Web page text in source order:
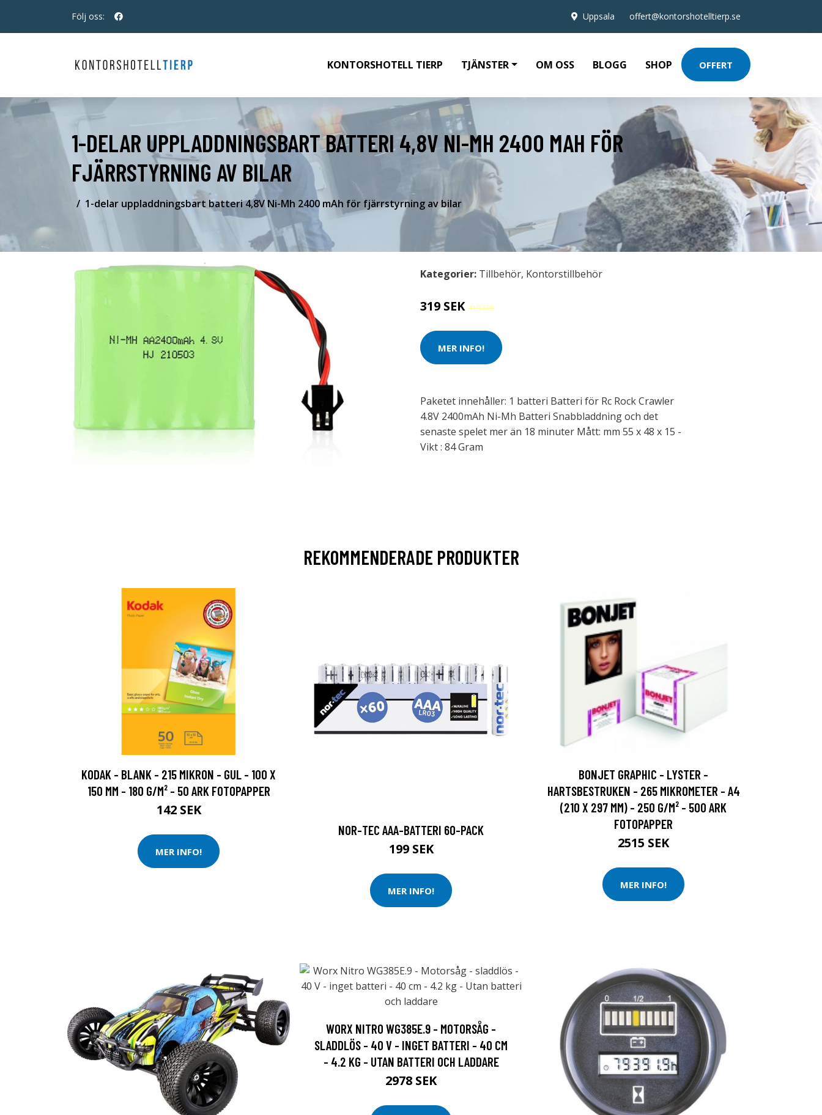
Följ oss: Uppsala offert@kontorshotelltierp.se
KONTORSHOTELL TIERP TJÄNSTER OM OSS BLOGG SHOP OFFERT
1-DELAR UPPLADDNINGSBART BATTERI 4,8V NI-MH 2400 MAH FÖR
FJÄRRSTYRNING AV BILAR
1-delar uppladdningsbart batteri 4,8V Ni-Mh 2400 mAh för fjärrstyrning av bilar
Kategorier: Tillbehör, Kontorstillbehör
319 SEK 419 SEK
MER INFO!
Paketet innehåller: 1 batteri Batteri för Rc Rock Crawler
4.8V 2400mAh Ni-Mh Batteri Snabbladdning och det
senaste spelet mer än 18 minuter Mått: mm 55 x 48 x 15 -
Vikt : 84 Gram
REKOMMENDERADE PRODUKTER
KODAK - BLANK - 215 MIKRON - GUL - 100 X
150 MM - 180 G/M² - 50 ARK FOTOPAPPER
142 SEK
MER INFO!
NOR-TEC AAA-BATTERI 60-PACK
199 SEK
MER INFO!
BONJET GRAPHIC - LYSTER -
HARTSBESTRUKEN - 265 MIKROMETER - A4
(210 X 297 MM) - 250 G/M² - 500 ARK
FOTOPAPPER
2515 SEK
MER INFO!
WORX NITRO WG385E.9 - MOTORSÅG -
SLADDLÖS - 40 V - INGET BATTERI - 40 CM
- 4.2 KG - UTAN BATTERI OCH LADDARE
2978 SEK